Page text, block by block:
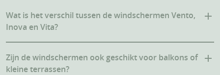
Wat is het verschil tussen de windschermen Vento,
Inova en Vita?
Zijn de windschermen ook geschikt voor balkons of
kleine terrassen?